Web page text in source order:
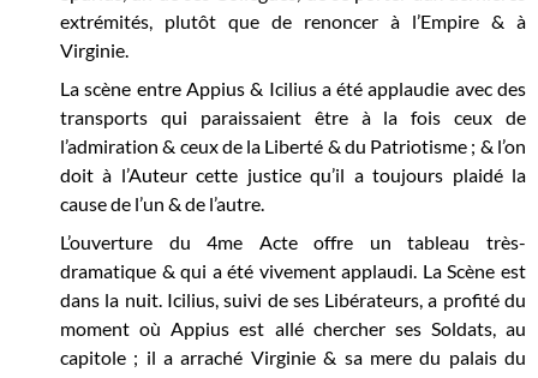
extrémités, plutôt que de renoncer à l’Empire & à
Virginie.
La scène entre Appius & Icilius a été applaudie avec des
transports qui paraissaient être à la fois ceux de
l’admiration & ceux de la Liberté & du Patriotisme ; & l’on
doit à l’Auteur cette justice qu’il a toujours plaidé la
cause de l’un & de l’autre.
L’ouverture du 4me Acte offre un tableau très-
dramatique & qui a été vivement applaudi. La Scène est
dans la nuit. Icilius, suivi de ses Libérateurs, a profité du
moment où Appius est allé chercher ses Soldats, au
capitole ; il a arraché Virginie & sa mere du palais du